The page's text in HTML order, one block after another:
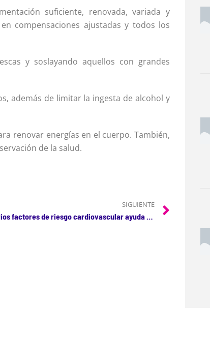
suficiente, renovada, variada y
compensaciones ajustadas y todos los
y soslayando aquellos con grandes
además de limitar la ingesta de alcohol y
renovar energías en el cuerpo. También,
de la salud.
SIGUIENTE